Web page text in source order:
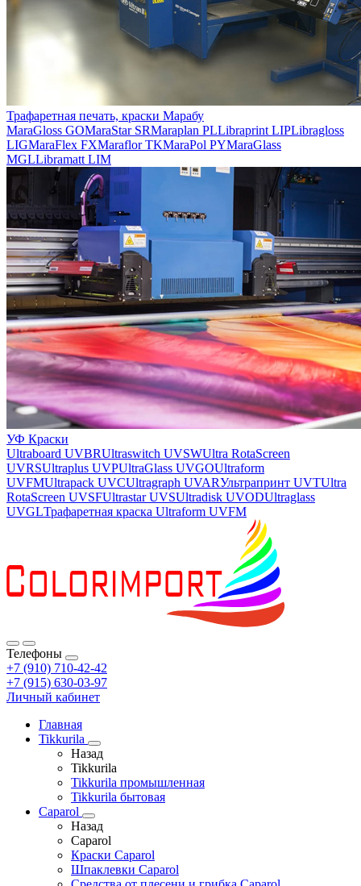
Трафаретная печать, краски Марабу
MaraGloss GOMaraStar SRMaraplan PLLibraprint LIPLibragloss
LIGMaraFlex FXMaraflor TKMaraPol PYMaraGlass
MGLLibramatt LIM
УФ Краски
Ultraboard UVBRUltraswitch UVSWUltra RotaScreen
UVRSUltraplus UVPUltraGlass UVGOUltraform
UVFMUltrapack UVCUltragraph UVARУльтрапринт UVTUltra
RotaScreen UVSFUltrastar UVSUltradisk UVODUltraglass
UVGLТрафаретная краска Ultraform UVFM
Телефоны
+7 (910) 710-42-42
+7 (915) 630-03-97
Личный кабинет
Главная
Tikkurila
Назад
Tikkurila
Tikkurila промышленная
Tikkurila бытовая
Caparol
Назад
Caparol
Краски Caparol
Шпаклевки Caparol